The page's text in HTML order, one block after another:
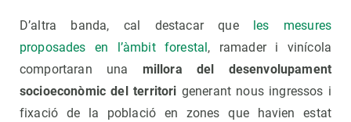
D’altra banda, cal destacar que les mesures
proposades en l’àmbit forestal, ramader i vinícola
comportaran una millora del desenvolupament
socioeconòmic del territori generant nous ingressos i
fixació de la població en zones que havien estat